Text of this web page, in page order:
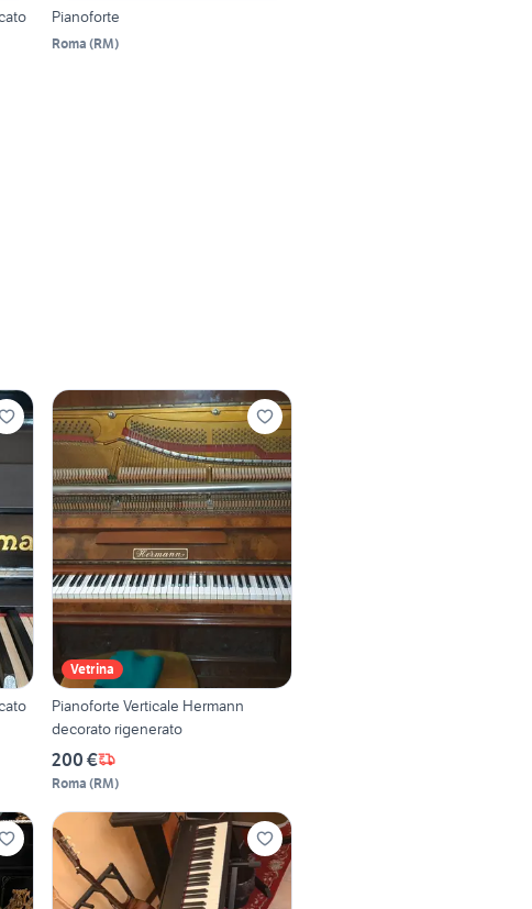
laccato Pianoforte
Roma (RM)
laccato
Vetrina
Pianoforte Verticale Hermann
decorato rigenerato
200 €
Roma (RM)